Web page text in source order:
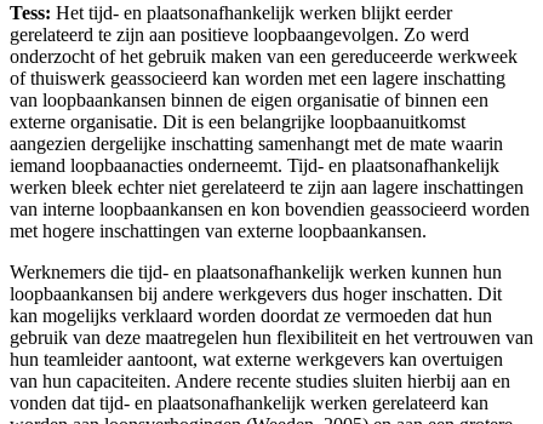
Tess: Het tijd- en plaatsonafhankelijk werken blijkt eerder
gerelateerd te zijn aan positieve loopbaangevolgen. Zo werd
onderzocht of het gebruik maken van een gereduceerde werkweek
of thuiswerk geassocieerd kan worden met een lagere inschatting
van loopbaankansen binnen de eigen organisatie of binnen een
externe organisatie. Dit is een belangrijke loopbaanuitkomst
aangezien dergelijke inschatting samenhangt met de mate waarin
iemand loopbaanacties onderneemt. Tijd- en plaatsonafhankelijk
werken bleek echter niet gerelateerd te zijn aan lagere inschattingen
van interne loopbaankansen en kon bovendien geassocieerd worden
met hogere inschattingen van externe loopbaankansen.
Werknemers die tijd- en plaatsonafhankelijk werken kunnen hun
loopbaankansen bij andere werkgevers dus hoger inschatten. Dit
kan mogelijks verklaard worden doordat ze vermoeden dat hun
gebruik van deze maatregelen hun flexibiliteit en het vertrouwen van
hun teamleider aantoont, wat externe werkgevers kan overtuigen
van hun capaciteiten. Andere recente studies sluiten hierbij aan en
vonden dat tijd- en plaatsonafhankelijk werken gerelateerd kan